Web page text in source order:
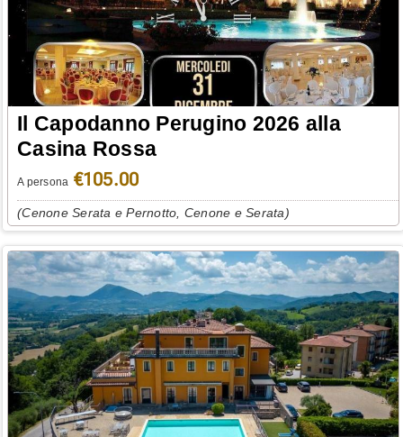
Il Capodanno Perugino 2026 alla
Casina Rossa
A persona €105.00
(Cenone Serata e Pernotto, Cenone e Serata)